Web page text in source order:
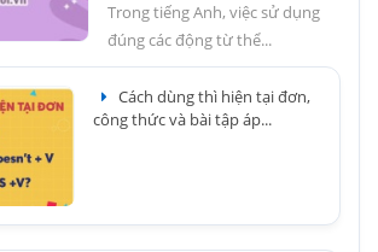
Trong tiếng Anh, việc sử dụng
đúng các động từ thể...
Cách dùng thì hiện tại đơn,
công thức và bài tập áp...